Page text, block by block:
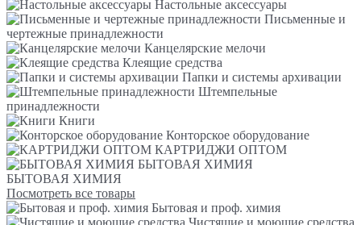
Настольные аксессуары
Письменные и
чертежные принадлежности
Канцелярские мелочи
Клеящие средства
Папки и системы архивации
Штемпельные
принадлежности
Книги
Конторское оборудование
КАРТРИДЖИ ОПТОМ
БЫТОВАЯ ХИМИЯ
БЫТОВАЯ ХИМИЯ
Посмотреть все товары
Бытовая и проф. химия
Чистящие и моющие средства